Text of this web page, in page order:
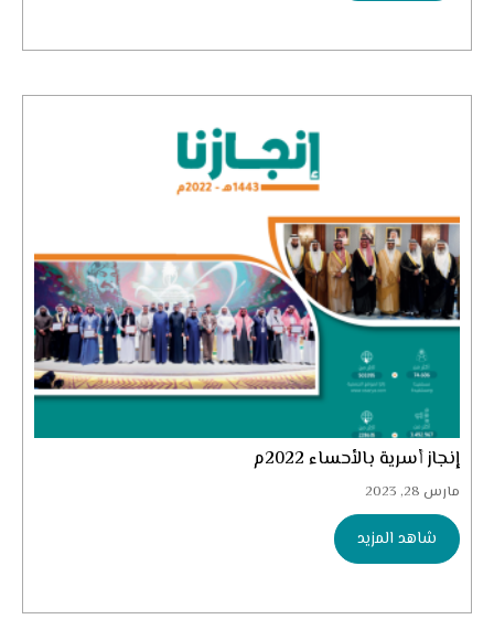
إنجاز أسرية بالأحساء 2022م
مارس 28, 2023
شاهد المزيد